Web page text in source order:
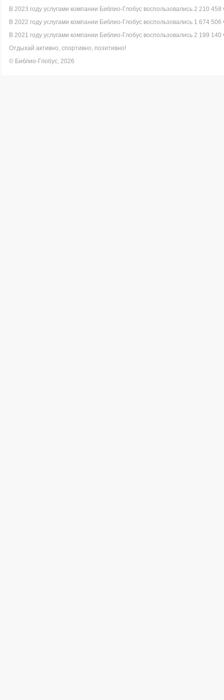
В 2023 году услугами компании Библио-Глобус воспользовались 2 210 458
В 2022 году услугами компании Библио-Глобус воспользовались 1 674 506
В 2021 году услугами компании Библио-Глобус воспользовались 2 199 140
Отдыхай активно, спортивно, позитивно!
© Библио-Глобус, 2026